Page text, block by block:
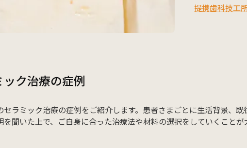
提携歯科技工
ック治療の症例
セラミック治療の症例をご紹介します。患者さまごとに生活背景、
聞いた上で、ご自身に合った治療法や材料の選択をしていくことが